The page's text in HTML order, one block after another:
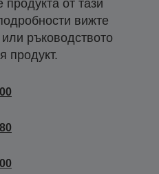
от тази
вижте
ръководството
продукт.